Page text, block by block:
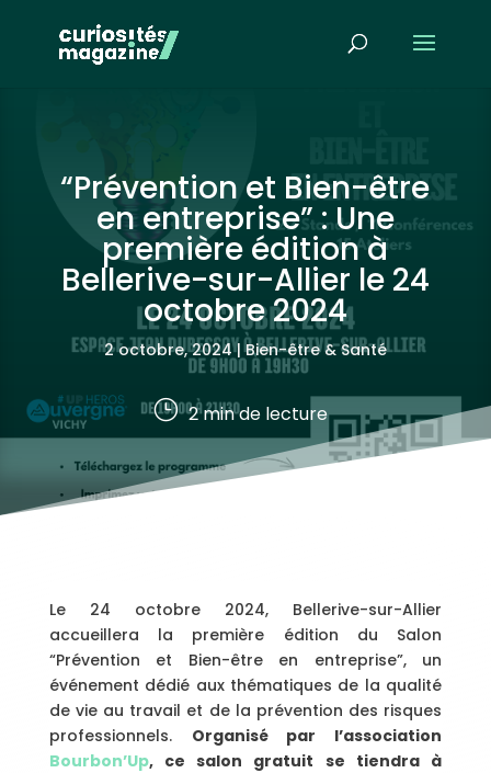
“Prévention et Bien-être
en entreprise” : Une
première édition à
Bellerive-sur-Allier le 24
octobre 2024
2 octobre, 2024|Bien-être & Santé
} 2min de lecture
Le 24 octobre 2024, Bellerive-sur-Allier
accueillera la première édition du Salon
“Prévention et Bien-être en entreprise”, un
événement dédié aux thématiques de la qualité
de vie au travail et de la prévention des risques
professionnels. Organisé par l’association
Bourbon’Up, ce salon gratuit se tiendra à